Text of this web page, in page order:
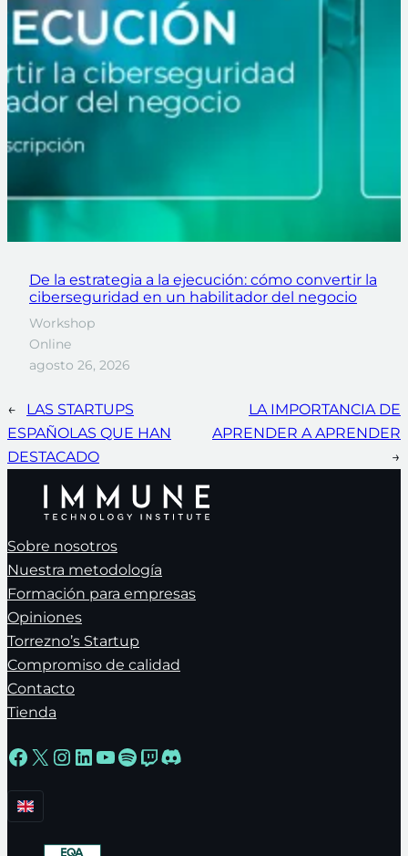
De la estrategia a la ejecución: cómo convertir la
ciberseguridad en un habilitador del negocio
Workshop
Online
agosto 26, 2026
←
LAS STARTUPS
ESPAÑOLAS QUE HAN
DESTACADO
LA IMPORTANCIA DE
APRENDER A APRENDER
→
Sobre nosotros
Nuestra metodología
Formación para empresas
Opiniones
Torrezno’s Startup
Compromiso de calidad
Contacto
Tienda
Facebook
X Instagram
LinkedIn
YouTube
Spotify
Twitch
Discord